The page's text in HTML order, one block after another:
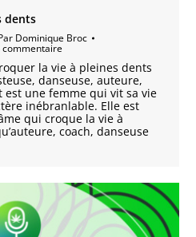
dents
Dominique Broc
commentaire
la vie à pleines dents
danseuse, auteure,
une femme qui vit sa vie
inébranlable. Elle est
qui croque la vie à
coach, danseuse